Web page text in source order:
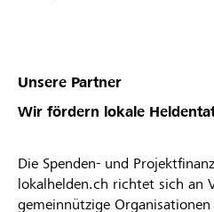
Unsere Partner
Wir fördern lokale
Die Spenden- und
lokalhelden.ch richtet sich an
gemeinnützige